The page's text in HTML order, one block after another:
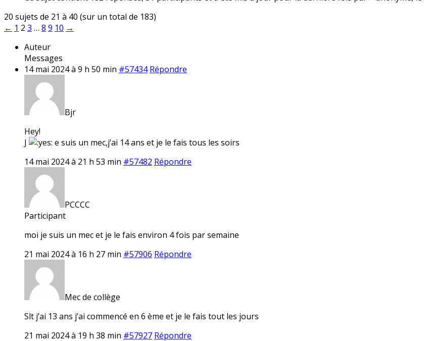
20 sujets de 21 à 40 (sur un total de 183)
← 1 2 3 … 8 9 10 →
Auteur
Messages
14 mai 2024 à 9 h 50 min #57434 Répondre
Bjr
Hey!
J
e suis un mec,j’ai 14 ans et je le fais tous les soirs
14 mai 2024 à 21 h 53 min #57482 Répondre
PCCCC
Participant
moi je suis un mec et je le fais environ 4 fois par semaine
21 mai 2024 à 16 h 27 min #57906 Répondre
Mec de collège
Slt j’ai 13 ans j’ai commencé en 6 ème et je le fais tout les jours
21 mai 2024 à 19 h 38 min #57927 Répondre